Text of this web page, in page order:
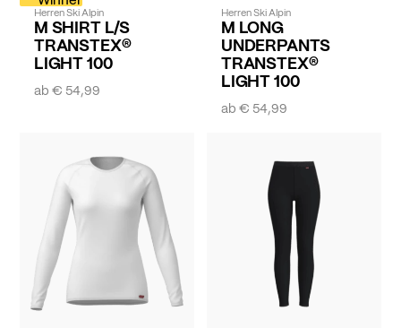
Herren Ski Alpin
M SHIRT L/S
TRANSTEX®
LIGHT 100
ab€ 54,99
Herren Ski Alpin
M LONG
UNDERPANTS
TRANSTEX®
LIGHT 100
ab€ 54,99